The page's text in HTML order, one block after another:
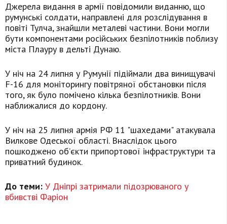
Джерела видання в армії повідомили виданню, що
румунські солдати, направлені для розслідування в
повіті Тулча, знайшли металеві частини. Вони могли
бути компонентами російських безпілотників поблизу
міста Плауру в дельті Дунаю.
У ніч на 24 липня у Румунії підіймали два винищувачі
F-16 для моніторингу повітряної обстановки після
того, як було помічено кілька безпілотників. Вони
наближалися до кордону.
У ніч на 25 липня армія РФ 11 "шахедами" атакувала
Вилкове Одеської області. Внаслідок цього
пошкоджено обʼєкти припортової інфраструктури та
приватний будинок.
До теми: У Дніпрі затримали підозрюваного у
вбивстві Фаріон